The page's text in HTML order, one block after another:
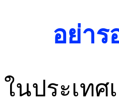
อย่าร
ในประเท